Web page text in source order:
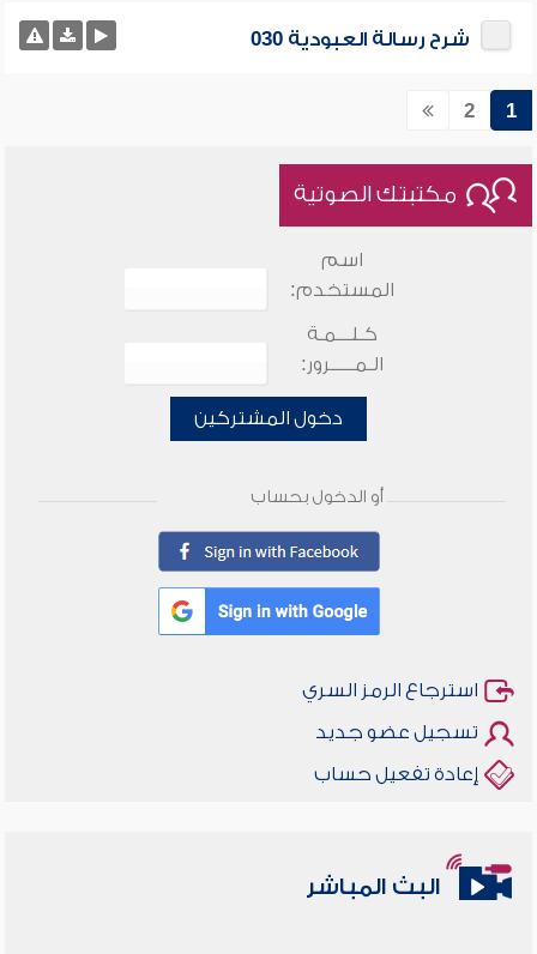
شرح رسالة العبودية 030
1
2
مكتبتك الصوتية
اسم
المستخدم:
كـلـــمـة
الـمـــــرور:
دخول المشتركين
أو الدخول بحساب
استرجاع الرمز السري
تسجيل عضو جديد
إعادة تفعيل حساب
البث المباشر